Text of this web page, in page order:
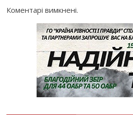
Коментарі вимкнені.